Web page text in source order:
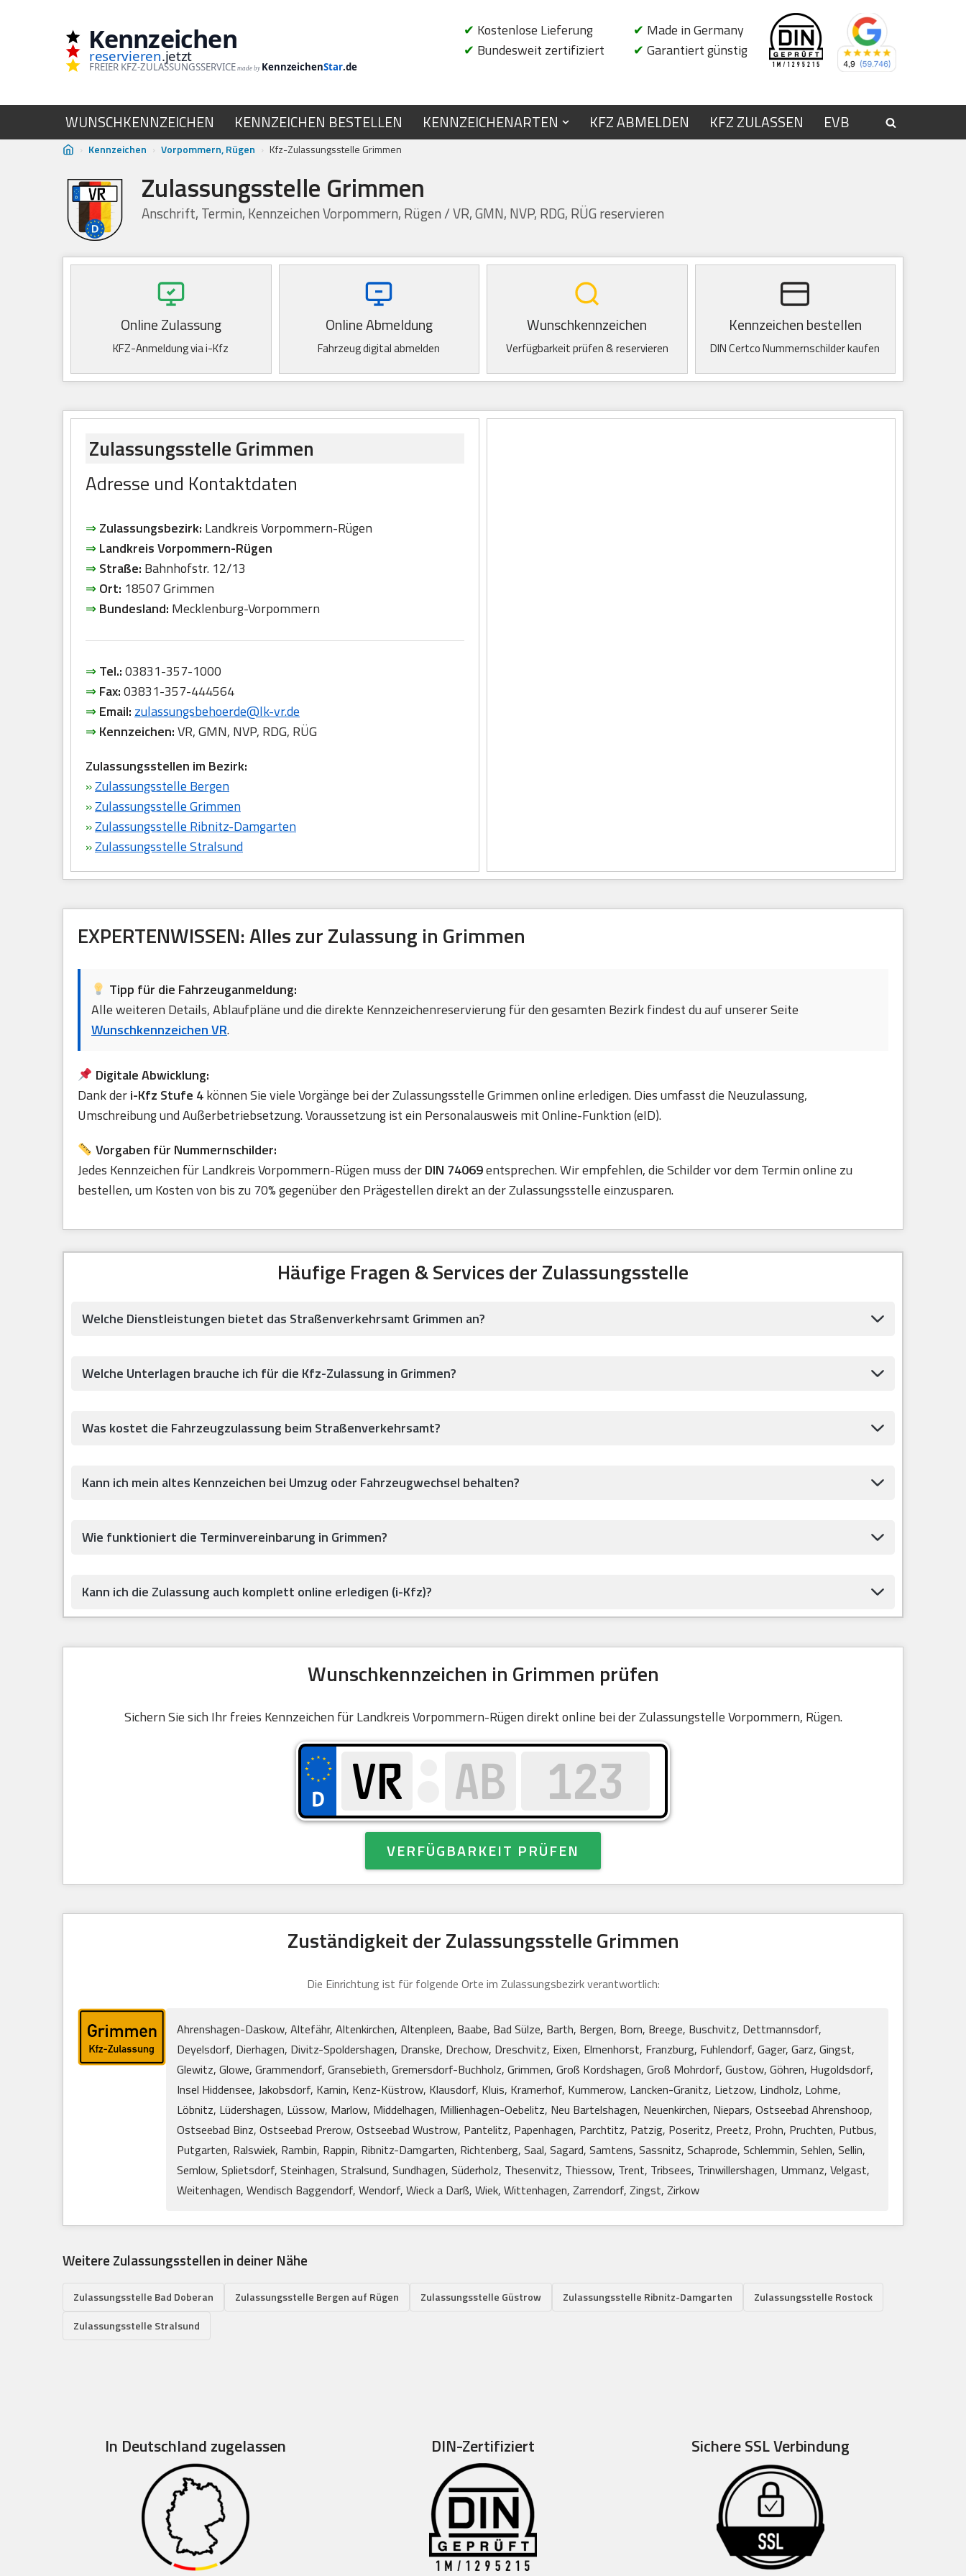
Kennzeichen
reservieren.jetzt
FREIER KFZ-ZULASSUNGSSERVICE made by KennzeichenStar.de
✔ Kostenlose Lieferung
✔ Bundesweit zertifiziert
✔ Made in Germany
✔ Garantiert günstig
WUNSCHKENNZEICHEN KENNZEICHEN BESTELLEN KENNZEICHENARTEN KFZ ABMELDEN KFZ ZULASSEN EVB
› Kennzeichen › Vorpommern, Rügen › Kfz-Zulassungsstelle Grimmen
Zulassungsstelle Grimmen
Anschrift, Termin, Kennzeichen Vorpommern, Rügen / VR, GMN, NVP, RDG, RÜG reservieren
Online Zulassung
KFZ-Anmeldung via i-Kfz
Online Abmeldung
Fahrzeug digital abmelden
Wunschkennzeichen
Verfügbarkeit prüfen & reservieren
Kennzeichen bestellen
DIN Certco Nummernschilder kaufen
Zulassungsstelle Grimmen
Adresse und Kontaktdaten
⇒Zulassungsbezirk: Landkreis Vorpommern-Rügen
⇒Landkreis Vorpommern-Rügen
⇒Straße: Bahnhofstr. 12/13
⇒Ort: 18507 Grimmen
⇒Bundesland: Mecklenburg-Vorpommern
⇒Tel.:03831-357-1000
⇒Fax:03831-357-444564
⇒Email: zulassungsbehoerde@lk-vr.de
⇒Kennzeichen:VR, GMN, NVP, RDG, RÜG
Zulassungsstellen im Bezirk:
»Zulassungsstelle Bergen
»Zulassungsstelle Grimmen
»Zulassungsstelle Ribnitz-Damgarten
»Zulassungsstelle Stralsund
EXPERTENWISSEN: Alles zur Zulassung in Grimmen
Tipp für die Fahrzeuganmeldung:
Alle weiteren Details, Ablaufpläne und die direkte Kennzeichenreservierung für den gesamten Bezirk findest du auf unserer Seite
Wunschkennzeichen VR.
Digitale Abwicklung:
Dank deri-Kfz Stufe 4können Sie viele Vorgänge bei der Zulassungsstelle Grimmen online erledigen. Dies umfasst die Neuzulassung,
Umschreibung und Außerbetriebsetzung. Voraussetzung ist ein Personalausweis mit Online-Funktion (eID).
Vorgaben für Nummernschilder:
Jedes Kennzeichen für Landkreis Vorpommern-Rügen muss derDIN 74069entsprechen. Wir empfehlen, die Schilder vor dem Termin online zu
bestellen, um Kosten von bis zu 70% gegenüber den Prägestellen direkt an der Zulassungsstelle einzusparen.
Häufige Fragen & Services der Zulassungsstelle
Welche Dienstleistungen bietet das Straßenverkehrsamt Grimmen an?
Welche Unterlagen brauche ich für die Kfz-Zulassung in Grimmen?
Was kostet die Fahrzeugzulassung beim Straßenverkehrsamt?
Kann ich mein altes Kennzeichen bei Umzug oder Fahrzeugwechsel behalten?
Wie funktioniert die Terminvereinbarung in Grimmen?
Kann ich die Zulassung auch komplett online erledigen (i-Kfz)?
Wunschkennzeichen in Grimmen prüfen
Sichern Sie sich Ihr freies Kennzeichen für Landkreis Vorpommern-Rügen direkt online bei der Zulassungstelle Vorpommern, Rügen.
VERFÜGBARKEIT PRÜFEN
Zuständigkeit der Zulassungsstelle Grimmen
Die Einrichtung ist für folgende Orte im Zulassungsbezirk verantwortlich:
Ahrenshagen-Daskow, Altefähr, Altenkirchen, Altenpleen, Baabe, Bad Sülze, Barth, Bergen, Born, Breege, Buschvitz, Dettmannsdorf,
Deyelsdorf, Dierhagen, Divitz-Spoldershagen, Dranske, Drechow, Dreschvitz, Eixen, Elmenhorst, Franzburg, Fuhlendorf, Gager, Garz, Gingst,
Glewitz, Glowe, Grammendorf, Gransebieth, Gremersdorf-Buchholz, Grimmen, Groß Kordshagen, Groß Mohrdorf, Gustow, Göhren, Hugoldsdorf,
Insel Hiddensee, Jakobsdorf, Karnin, Kenz-Küstrow, Klausdorf, Kluis, Kramerhof, Kummerow, Lancken-Granitz, Lietzow, Lindholz, Lohme,
Löbnitz, Lüdershagen, Lüssow, Marlow, Middelhagen, Millienhagen-Oebelitz, Neu Bartelshagen, Neuenkirchen, Niepars, Ostseebad Ahrenshoop,
Ostseebad Binz, Ostseebad Prerow, Ostseebad Wustrow, Pantelitz, Papenhagen, Parchtitz, Patzig, Poseritz, Preetz, Prohn, Pruchten, Putbus,
Putgarten, Ralswiek, Rambin, Rappin, Ribnitz-Damgarten, Richtenberg, Saal, Sagard, Samtens, Sassnitz, Schaprode, Schlemmin, Sehlen, Sellin,
Semlow, Splietsdorf, Steinhagen, Stralsund, Sundhagen, Süderholz, Thesenvitz, Thiessow, Trent, Tribsees, Trinwillershagen, Ummanz, Velgast,
Weitenhagen, Wendisch Baggendorf, Wendorf, Wieck a Darß, Wiek, Wittenhagen, Zarrendorf, Zingst, Zirkow
Weitere Zulassungsstellen in deiner Nähe
Zulassungsstelle Bad Doberan Zulassungsstelle Bergen auf Rügen Zulassungsstelle Güstrow Zulassungsstelle Ribnitz-Damgarten
Zulassungsstelle Rostock
Zulassungsstelle Stralsund
In Deutschland zugelassen DIN-Zertifiziert Sichere SSL Verbindung